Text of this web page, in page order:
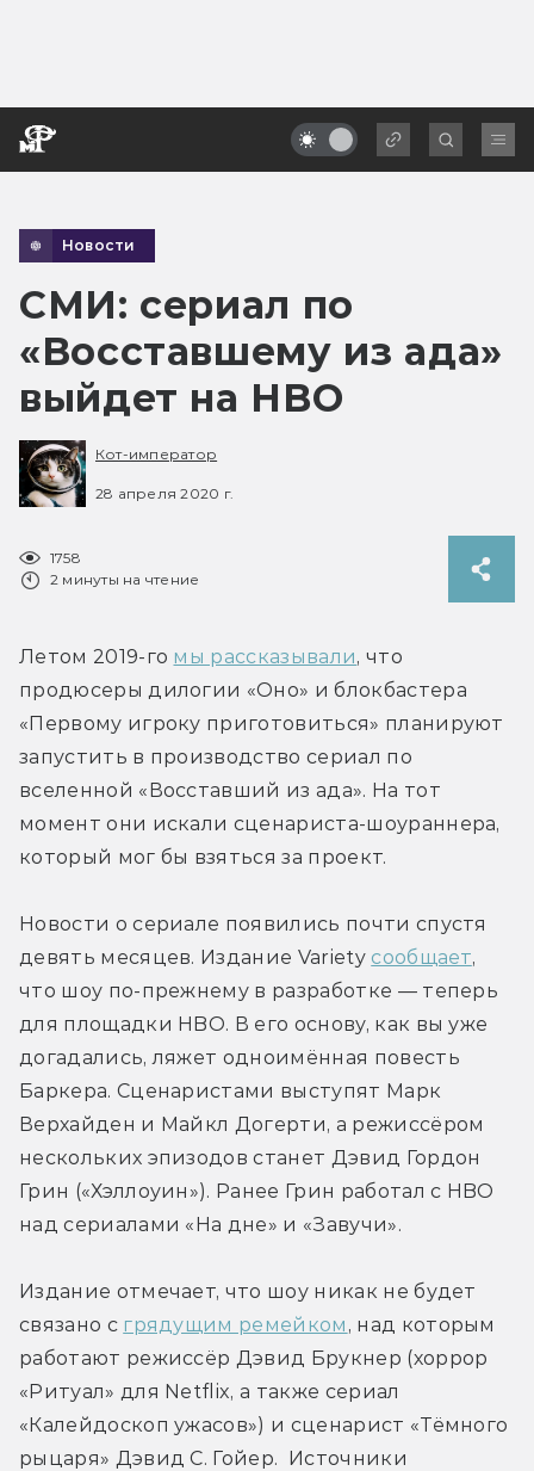
Новости
СМИ: сериал по
«Восставшему из ада»
выйдет на HBO
Кот-император
28 апреля 2020 г.
1758
2 минуты на чтение
Летом 2019-го мы рассказывали, что
продюсеры дилогии «Оно» и блокбастера
«Первому игроку приготовиться» планируют
запустить в производство сериал по
вселенной «Восставший из ада». На тот
момент они искали сценариста-шоураннера,
который мог бы взяться за проект.
Новости о сериале появились почти спустя
девять месяцев. Издание Variety сообщает,
что шоу по-прежнему в разработке — теперь
для площадки HBO. В его основу, как вы уже
догадались, ляжет одноимённая повесть
Баркера. Сценаристами выступят Марк
Верхайден и Майкл Догерти, а режиссёром
нескольких эпизодов станет Дэвид Гордон
Грин («Хэллоуин»). Ранее Грин работал с HBO
над сериалами «На дне» и «Завучи».
Издание отмечает, что шоу никак не будет
связано с грядущим ремейком , над которым
работают режиссёр Дэвид Брукнер (хоррор
«Ритуал» для Netflix, а также сериал
«Калейдоскоп ужасов») и сценарист «Тёмного
рыцаря» Дэвид С. Гойер.  Источники